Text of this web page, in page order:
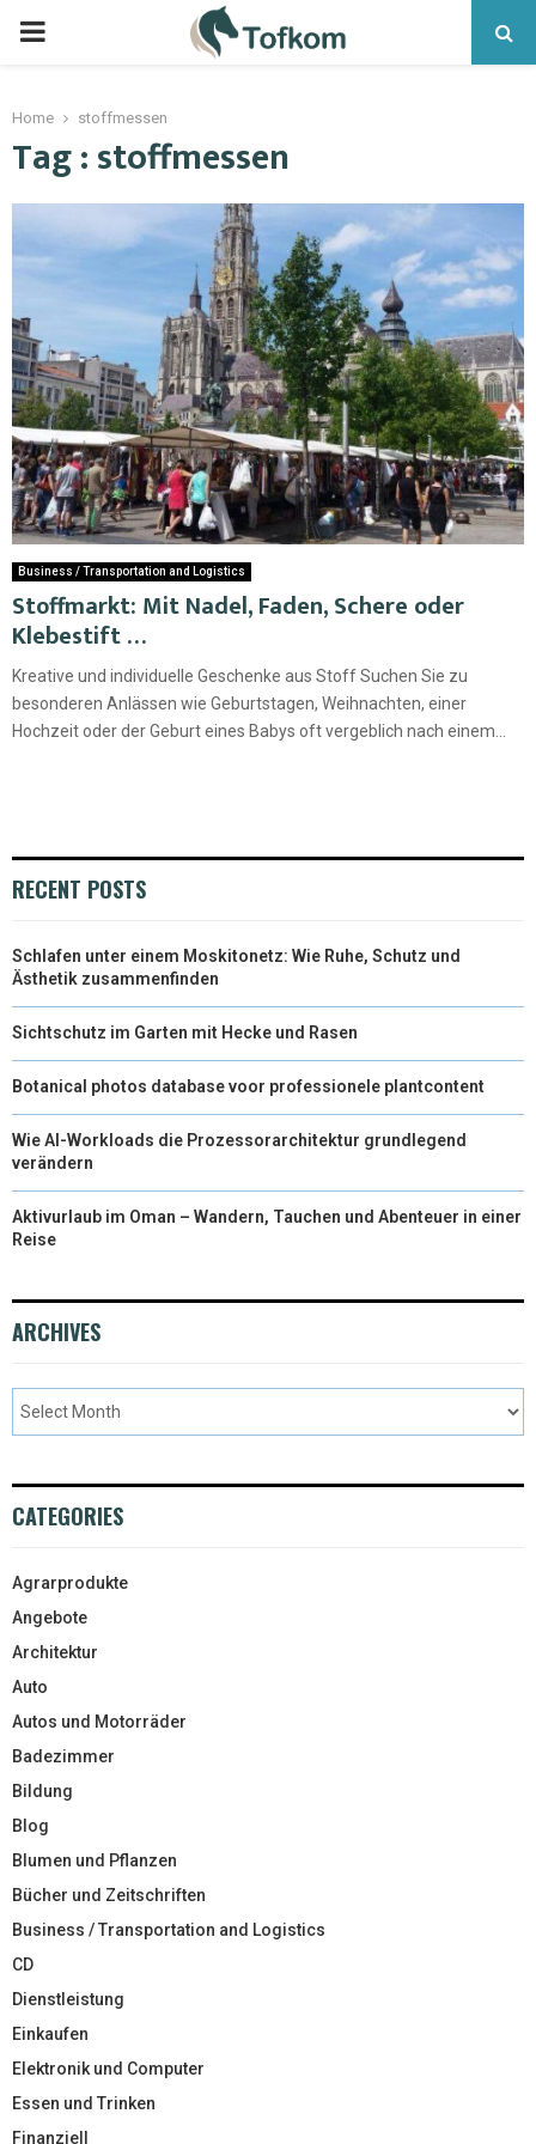
Home stoffmessen
Tag : stoffmessen
Business / Transportation and Logistics
Stoffmarkt: Mit Nadel, Faden, Schere oder
Klebestift …
Kreative und individuelle Geschenke aus Stoff Suchen Sie zu
besonderen Anlässen wie Geburtstagen, Weihnachten, einer
Hochzeit oder der Geburt eines Babys oft vergeblich nach einem...
RECENT POSTS
Schlafen unter einem Moskitonetz: Wie Ruhe, Schutz und
Ästhetik zusammenfinden
Sichtschutz im Garten mit Hecke und Rasen
Botanical photos database voor professionele plantcontent
Wie AI-Workloads die Prozessorarchitektur grundlegend
verändern
Aktivurlaub im Oman – Wandern, Tauchen und Abenteuer in einer
Reise
ARCHIVES
CATEGORIES
Agrarprodukte
Angebote
Architektur
Auto
Autos und Motorräder
Badezimmer
Bildung
Blog
Blumen und Pflanzen
Bücher und Zeitschriften
Business / Transportation and Logistics
CD
Dienstleistung
Einkaufen
Elektronik und Computer
Essen und Trinken
Finanziell